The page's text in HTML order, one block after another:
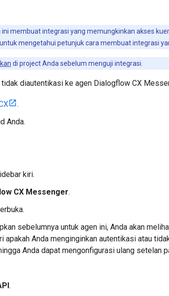
ini membuat integrasi yang memungkinkan akses
untuk mengetahui petunjuk cara membuat integrasi
di project Anda sebelum menguji integrasi.
diautentikasi ke agen Dialogflow CX
.
Anda.
kiri.
CX Messenger.
sebelumnya untuk agen ini, Anda akan
apakah Anda menginginkan autentikasi atau
Anda dapat mengonfigurasi ulang setelan
.